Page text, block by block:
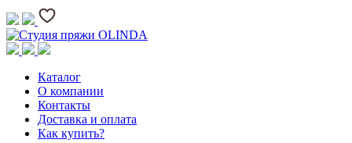
Каталог
О компании
Контакты
Доставка и оплата
Как купить?